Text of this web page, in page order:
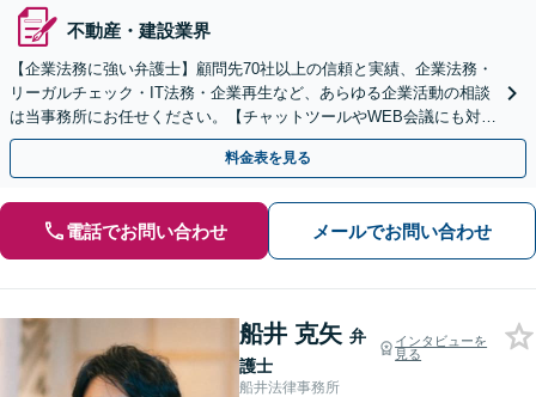
不動産・建設業界
【企業法務に強い弁護士】顧問先70社以上の信頼と実績、企業法務・
リーガルチェック・IT法務・企業再生など、あらゆる企業活動の相談
は当事務所にお任せください。【チャットツールやWEB会議にも対
応】
料金表を見る
電話でお問い合わせ メールでお問い合わせ
船井 克矢 弁
護士
インタビューを
見る
船井法律事務所